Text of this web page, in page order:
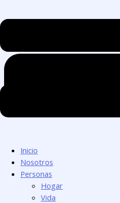
Inicio
Nosotros
Personas
Hogar
Vida